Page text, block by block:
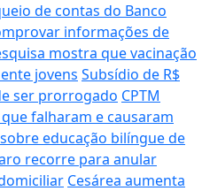
de contas do Banco
informações de
mostra que vacinação
jovens Subsídio de R$
ser prorrogado CPTM
falharam e causaram
educação bilíngue de
recorre para anular
Cesárea aumenta